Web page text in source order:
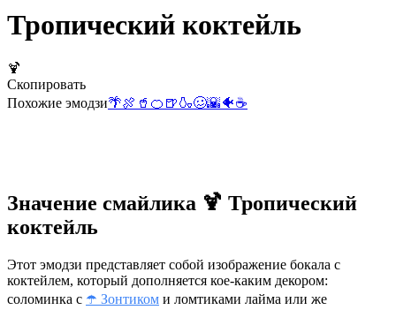
Тропический коктейль
🍹
Скопировать
Похожие эмодзи🌴🍖 🥤 🍊 🍺🍶🥴🌇🐠☕
Значение смайлика 🍹 Тропический
коктейль
Этот эмодзи представляет собой изображение бокала с
коктейлем, который дополняется кое-каким декором:
соломинка с ☂️ Зонтиком и ломтиками лайма или же